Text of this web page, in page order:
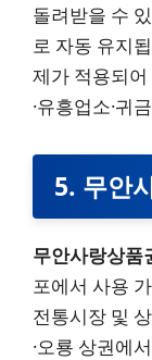
돌려받을 수
로 자동 유지
제가 적용되
·유흥업소·귀
5. 무안
무안사랑상품
포에서 사용
전통시장 및
·오룡 상권에